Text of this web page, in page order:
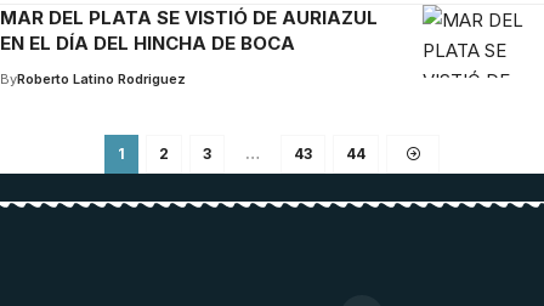
MAR DEL PLATA SE VISTIÓ DE AURIAZUL
EN EL DÍA DEL HINCHA DE BOCA
ByRoberto Latino Rodriguez
1 2 3 … 43 44